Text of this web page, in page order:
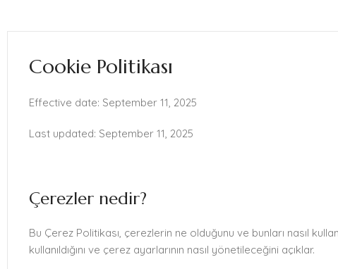
Cookie Politikası
Effective date: September 11, 2025
Last updated: September 11, 2025
Çerezler nedir?
Bu Çerez Politikası, çerezlerin ne olduğunu ve bunları nasıl
kullanıldığını ve çerez ayarlarının nasıl yönetileceğini açıklar.